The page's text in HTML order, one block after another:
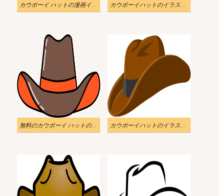
カウボーイ ハットの漫画イラスト カウボーイハットのイラスト画像をダウンロード 3
無料のカウボーイ ハットの透明なイラスト カウボーイハットのイラスト無料ダウンロード